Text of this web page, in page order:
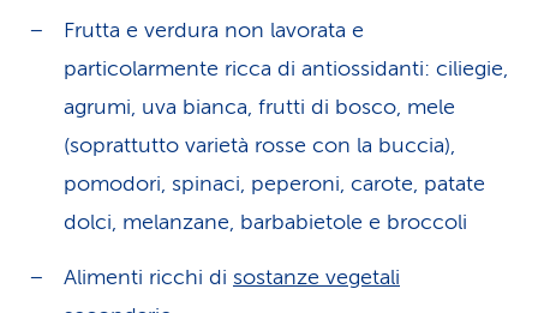
Frutta e verdura non lavorata e
particolarmente ricca di antiossidanti: ciliegie,
agrumi, uva bianca, frutti di bosco, mele
(soprattutto varietà rosse con la buccia),
pomodori, spinaci, peperoni, carote, patate
dolci, melanzane, barbabietole e broccoli
Alimenti ricchi di sostanze vegetali